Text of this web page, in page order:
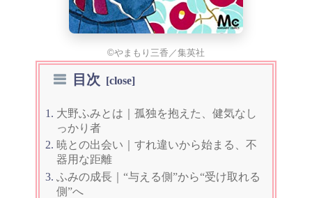
©やまもり三香／集英社
目次
大野ふみとは｜孤独を抱えた、健気なし
っかり者
暁との出会い｜すれ違いから始まる、不
器用な距離
ふみの成長｜“与える側”から“受け取れる
側”へ